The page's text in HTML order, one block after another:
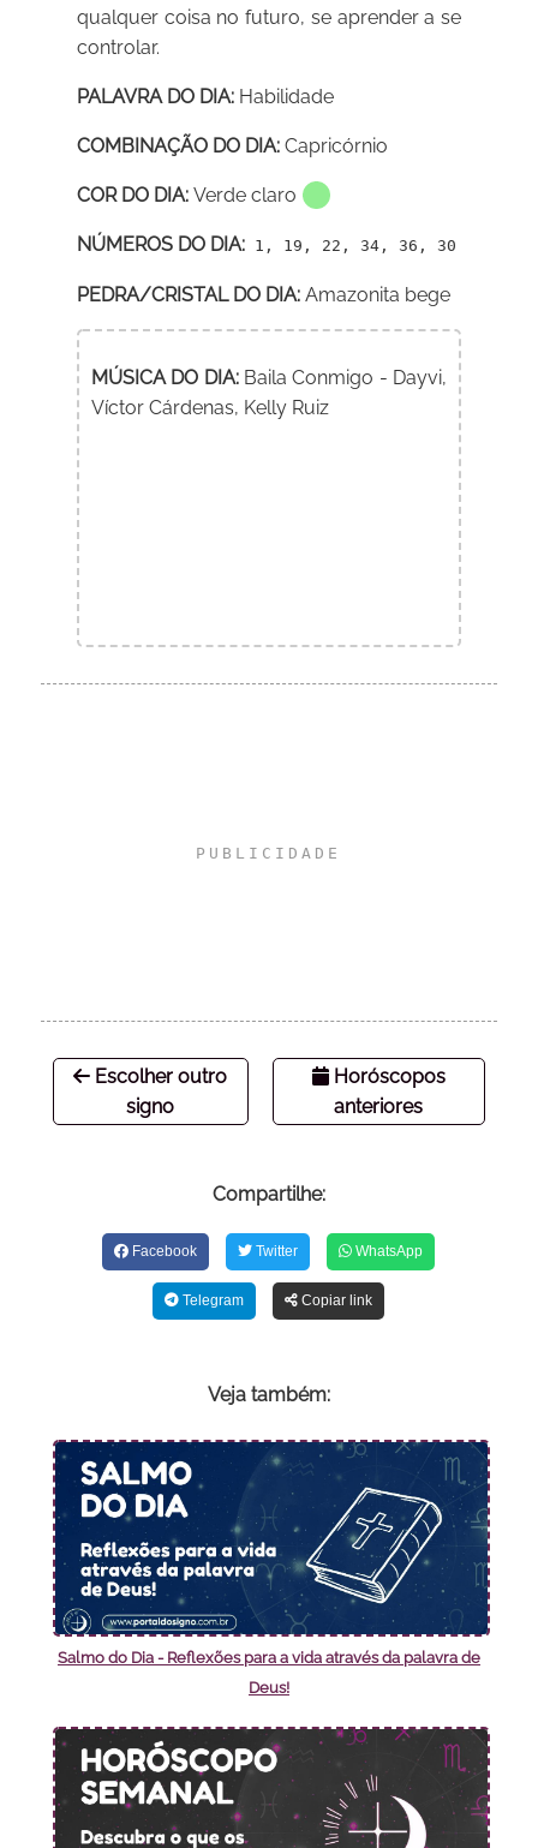
qualquer coisa no futuro, se aprender a se
controlar.
PALAVRA DO DIA: Habilidade
COMBINAÇÃO DO DIA: Capricórnio
COR DO DIA: Verde claro
NÚMEROS DO DIA: 1, 19, 22, 34, 36, 30
PEDRA/CRISTAL DO DIA: Amazonita bege
MÚSICA DO DIA:Baila Conmigo - Dayvi,
Víctor Cárdenas, Kelly Ruiz
Escolher outro
signo
Horóscopos
anteriores
Compartilhe:
Facebook Twitter WhatsApp
Telegram Copiar link
Veja também:
Salmo do Dia - Reflexões para a vida através da palavra de
Deus!